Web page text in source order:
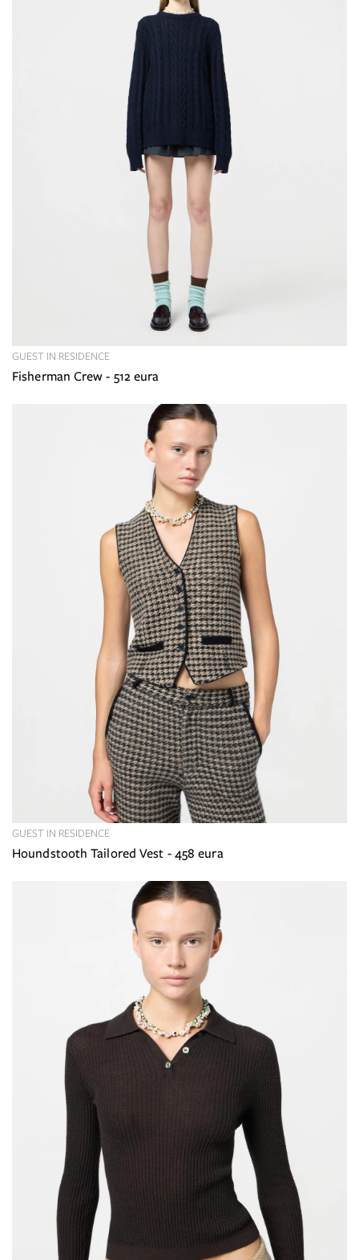
Fisherman Crew - 512 eura
GUEST IN RESIDENCE
Houndstooth Tailored Vest - 458 eura
GUEST IN RESIDENCE